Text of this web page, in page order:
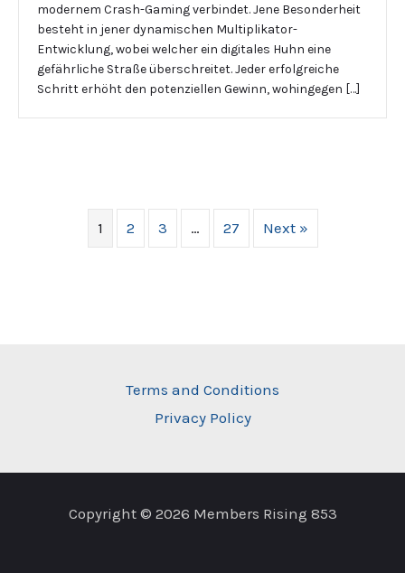
modernem Crash-Gaming verbindet. Jene Besonderheit
besteht in jener dynamischen Multiplikator-
Entwicklung, wobei welcher ein digitales Huhn eine
gefährliche Straße überschreitet. Jeder erfolgreiche
Schritt erhöht den potenziellen Gewinn, wohingegen […]
1 2 3 … 27 Next »
Terms and Conditions
Privacy Policy
Copyright © 2026 Members Rising 853